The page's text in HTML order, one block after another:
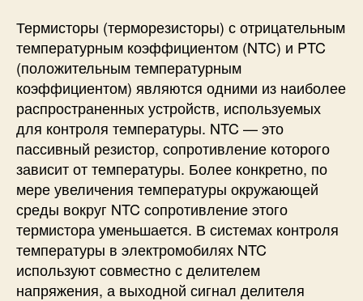
Термисторы (терморезисторы) с отрицательным
температурным коэффициентом (NTC) и PTC
(положительным температурным
коэффициентом) являются одними из наиболее
распространенных устройств, используемых
для контроля температуры. NTC — это
пассивный резистор, сопротивление которого
зависит от температуры. Более конкретно, по
мере увеличения температуры окружающей
среды вокруг NTC сопротивление этого
термистора уменьшается. В системах контроля
температуры в электромобилях NTC
используют совместно сделителем
напряжения, а выходной сигнал делителя